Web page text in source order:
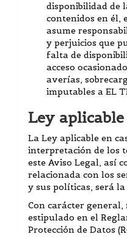
disponibilidad de
contenidos en él,
asume
y perjuicios que
falta de
acceso
averías,
imputables a EL
Ley
La Ley aplicable en
interpretación de los
este Aviso Legal, así
relacionada con los
y sus políticas, será la
Con carácter general,
estipulado en el
Protección de Datos